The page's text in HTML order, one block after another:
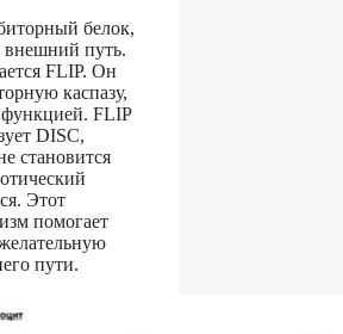
белок,
путь.
FLIP. Он
каспазу,
функцией. FLIP
DISC,
становится
Этот
помогает
пути.